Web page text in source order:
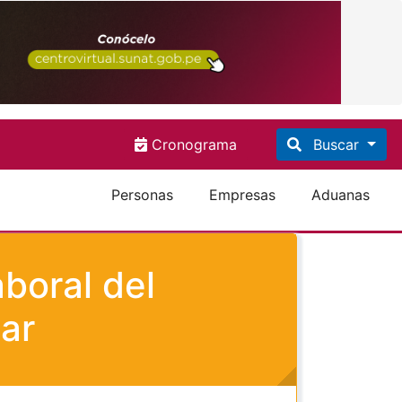
Cronograma Buscar
Personas Empresas Aduanas
del